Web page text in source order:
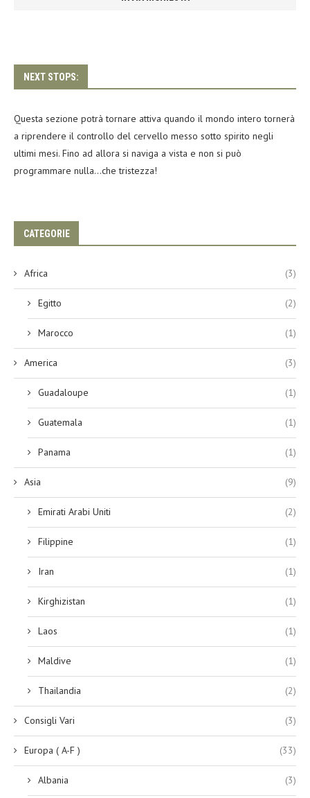
NEXT STOPS:
Questa sezione potrà tornare attiva quando il mondo intero tornerà
a riprendere il controllo del cervello messo sotto spirito negli
ultimi mesi. Fino ad allora si naviga a vista e non si può
programmare nulla…che tristezza!
CATEGORIE
Africa (3)
Egitto (2)
Marocco (1)
America (3)
Guadaloupe (1)
Guatemala (1)
Panama (1)
Asia (9)
Emirati Arabi Uniti (2)
Filippine (1)
Iran (1)
Kirghizistan (1)
Laos (1)
Maldive (1)
Thailandia (2)
Consigli Vari (3)
Europa ( A-F ) (33)
Albania (3)